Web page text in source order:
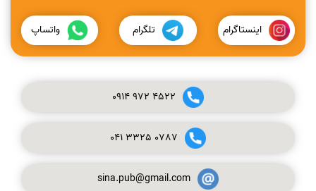
اینستاگرام تلگرام واتساپ
0914972 4522
041 3325 0787
sina.pub@gmail.com